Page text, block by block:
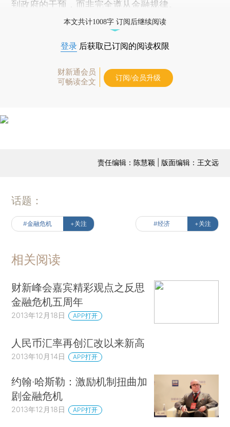
到政府的干预，而非完全遵从金融规律。
本文共计1008字 订阅后继续阅读
登录 后获取已订阅的阅读权限
财新通会员
可畅读全文
订阅/会员升级
责任编辑：陈慧颖 | 版面编辑：王文远
话题：
#金融危机 +关注 #经济 +关注
相关阅读
财新峰会嘉宾精彩观点之反思
金融危机五周年
2013年12月18日 APP打开
人民币汇率再创汇改以来新高
2013年10月14日 APP打开
约翰·哈斯勒：激励机制扭曲加
剧金融危机
2013年12月18日 APP打开